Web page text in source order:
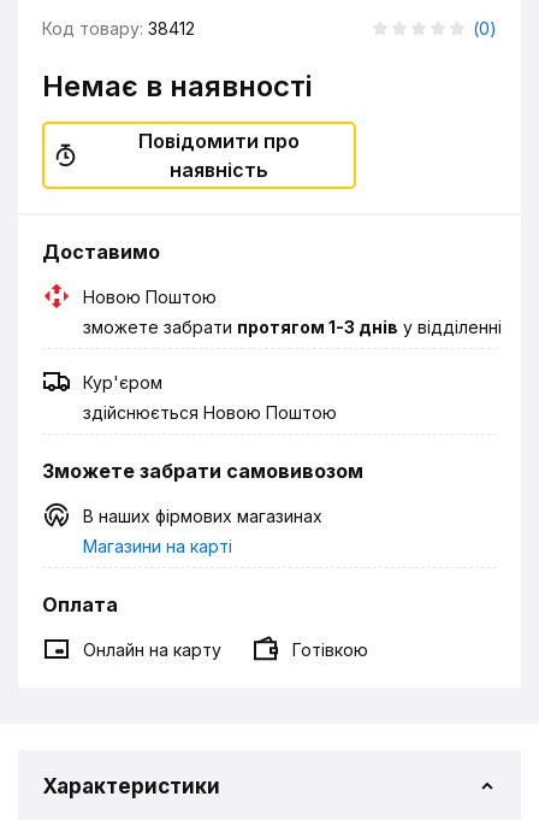
Код товару: 38412 (0)
Немає в наявності
Повідомити про
наявність
Доставимо
Новою Поштою
зможете забрати протягом 1-3 днів у відділенні
Кур'єром
здійснюється Новою Поштою
Зможете забрати самовивозом
В наших фірмових магазинах
Магазини на карті
Оплата
Онлайн на карту Готівкою
Характеристики